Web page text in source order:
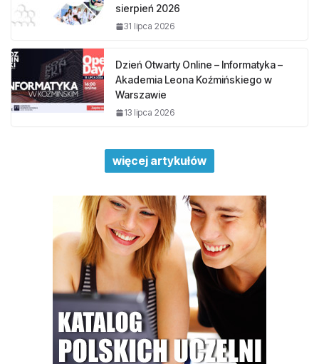
sierpień 2026
31 lipca 2026
Dzień Otwarty Online – Informatyka –
Akademia Leona Koźmińskiego w
Warszawie
13 lipca 2026
więcej artykułów